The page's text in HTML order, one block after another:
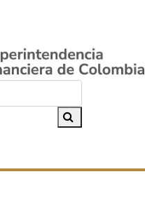
principal